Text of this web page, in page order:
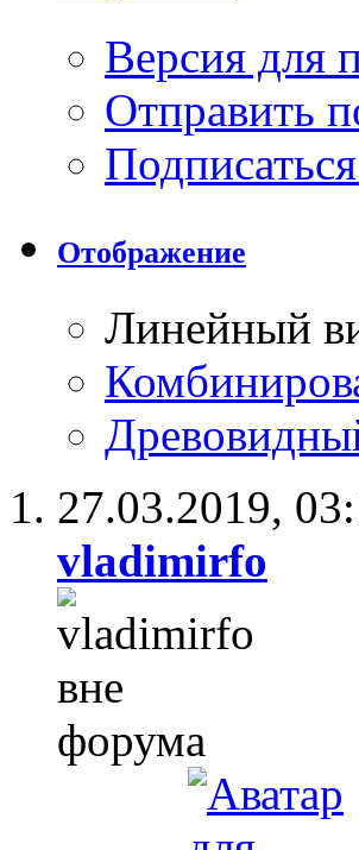
Версия для
Отправить
Отображение
Линейный
27.03.2019,
vladimirfo